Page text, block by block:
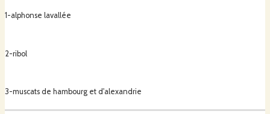
1-alphonse lavallée
2-ribol
3-muscats de hambourg et d'alexandrie